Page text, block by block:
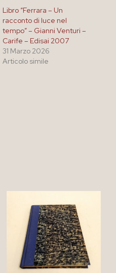
Libro “Ferrara – Un
racconto di luce nel
tempo” – Gianni Venturi –
Carife – Edisai 2007
31 Marzo 2026
Articolo simile